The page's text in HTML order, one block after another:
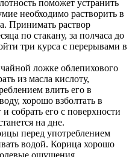
поможет устранить
необходимо растворить в
Принимать раствор
по стакану, за полчаса до
три курса с перерывами в
ложке облепихового
из масла кислоту,
влить его в
хорошо взболтать в
собрать его с поверхности
на дне.
перед употреблением
водой. Корица хорошо
ощущения.